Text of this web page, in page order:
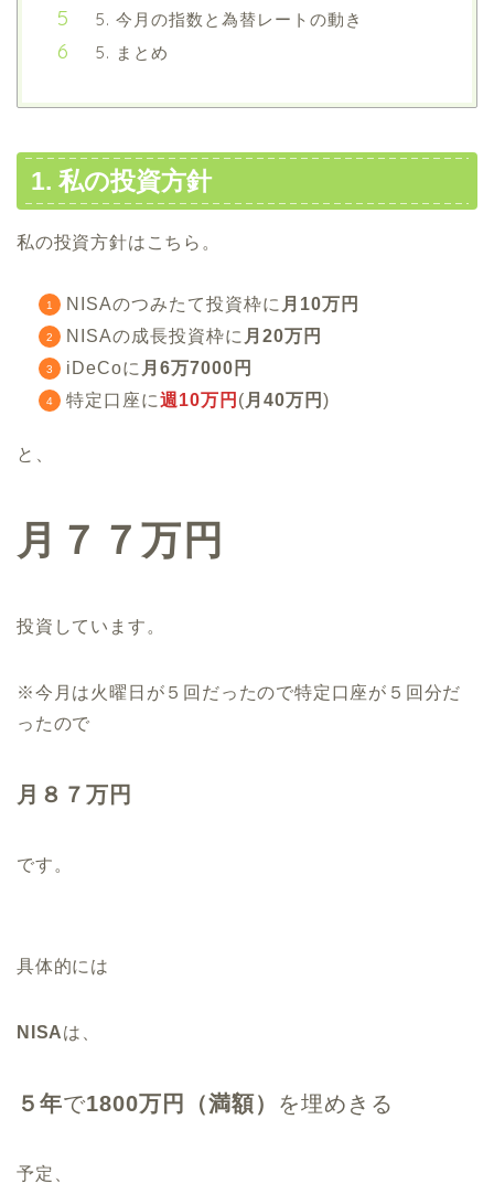
5. 今月の指数と為替レートの動き
5. まとめ
1. 私の投資方針
私の投資方針はこちら。
NISAのつみたて投資枠に 月10万円
NISAの成長投資枠に 月20万円
iDeCoに 月6万7000円
特定口座に週10万円 ( 月40万円 )
と、
月７７万円
投資しています。
※今月は火曜日が５回だったので特定口座が５回分だ
ったので
月８７万円
です。
具体的には
NISAは、
５年で1800万円（満額） を埋めきる
予定、